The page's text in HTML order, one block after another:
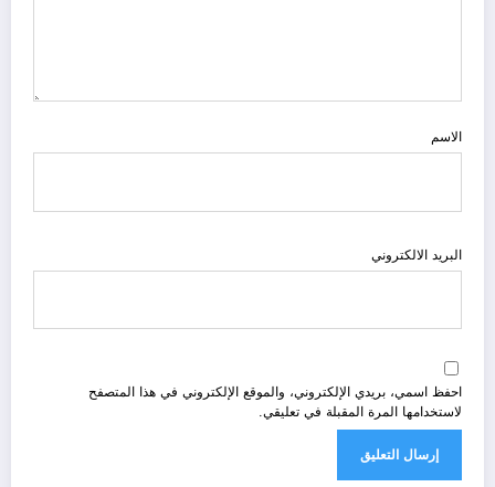
الاسم
البريد الالكتروني
احفظ اسمي، بريدي الإلكتروني، والموقع الإلكتروني في هذا المتصفح
لاستخدامها المرة المقبلة في تعليقي.